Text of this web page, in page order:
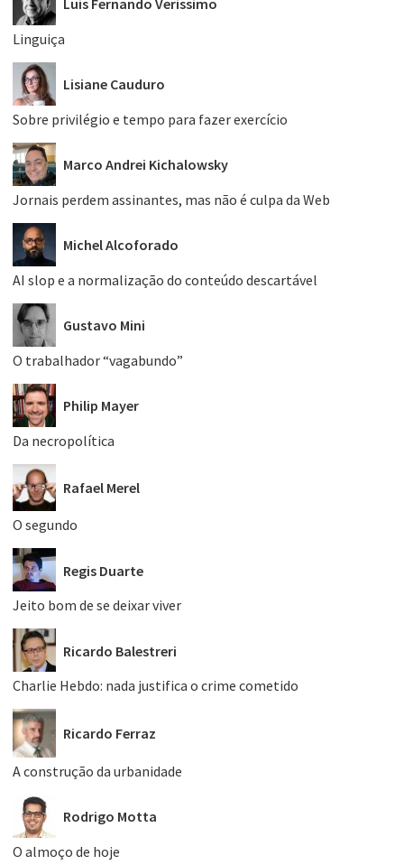
Luís Fernando Veríssimo
Linguiça
Lisiane Cauduro
Sobre privilégio e tempo para fazer exercício
Marco Andrei Kichalowsky
Jornais perdem assinantes, mas não é culpa da Web
Michel Alcoforado
AI slop e a normalização do conteúdo descartável
Gustavo Mini
O trabalhador “vagabundo”
Philip Mayer
Da necropolítica
Rafael Merel
O segundo
Regis Duarte
Jeito bom de se deixar viver
Ricardo Balestreri
Charlie Hebdo: nada justifica o crime cometido
Ricardo Ferraz
A construção da urbanidade
Rodrigo Motta
O almoço de hoje